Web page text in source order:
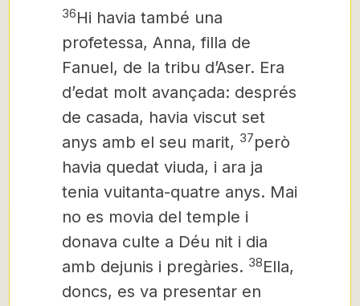
36Hi havia també una
profetessa, Anna, filla de
Fanuel, de la tribu d’Aser. Era
d’edat molt avançada: després
de casada, havia viscut set
anys amb el seu marit, 37però
havia quedat viuda, i ara ja
tenia vuitanta-quatre anys. Mai
no es movia del temple i
donava culte a Déu nit i dia
amb dejunis i pregàries. 38Ella,
doncs, es va presentar en